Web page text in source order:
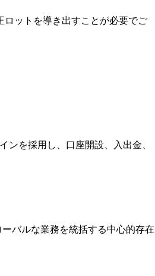
ットを導き出すことが必要でご
を採用し、口座開設、入出金、
バルな業務を統括する中心的存在